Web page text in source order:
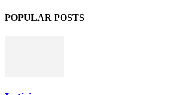
POPULAR POSTS